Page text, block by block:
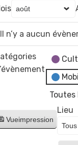
Il n’y a aucun
Vueimpression
Lieu